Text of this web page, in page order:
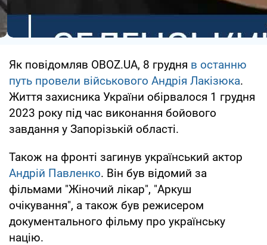
Як повідомляв OBOZ.UA, 8 грудня в останню
путь провели військового Андрія Лакізюка.
Життя захисника України обірвалося 1 грудня
2023 року під час виконання бойового
завдання у Запорізькій області.
Також на фронті загинув український актор
Андрій Павленко. Він був відомий за
фільмами "Жіночий лікар", "Аркуш
очікування", а також був режисером
документального фільму про українську
націю.